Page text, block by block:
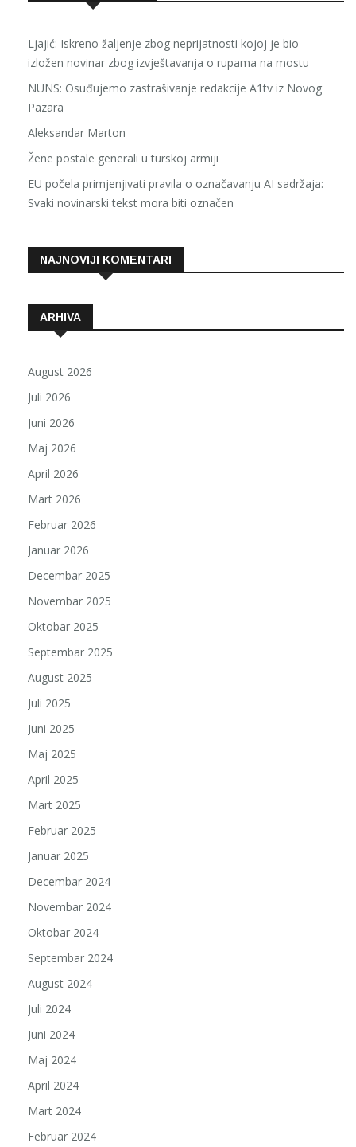
Ljajić: Iskreno žaljenje zbog neprijatnosti kojoj je bio
izložen novinar zbog izvještavanja o rupama na mostu
NUNS: Osuđujemo zastrašivanje redakcije A1tv iz Novog
Pazara
Aleksandar Marton
Žene postale generali u turskoj armiji
EU počela primjenjivati pravila o označavanju AI sadržaja:
Svaki novinarski tekst mora biti označen
NAJNOVIJI KOMENTARI
ARHIVA
August 2026
Juli 2026
Juni 2026
Maj 2026
April 2026
Mart 2026
Februar 2026
Januar 2026
Decembar 2025
Novembar 2025
Oktobar 2025
Septembar 2025
August 2025
Juli 2025
Juni 2025
Maj 2025
April 2025
Mart 2025
Februar 2025
Januar 2025
Decembar 2024
Novembar 2024
Oktobar 2024
Septembar 2024
August 2024
Juli 2024
Juni 2024
Maj 2024
April 2024
Mart 2024
Februar 2024